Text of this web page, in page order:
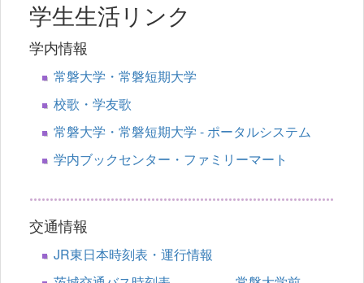
学生生活リンク
学内情報
常磐大学・常磐短期大学
校歌・学友歌
常磐大学・常磐短期大学 - ポータルシステム
学内ブックセンター・ファミリーマート
交通情報
JR東日本時刻表・運行情報